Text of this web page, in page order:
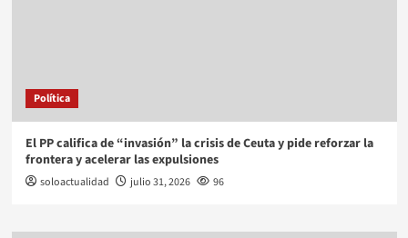
Política
El PP califica de “invasión” la crisis de Ceuta y pide reforzar la
frontera y acelerar las expulsiones
soloactualidad julio 31, 2026 96